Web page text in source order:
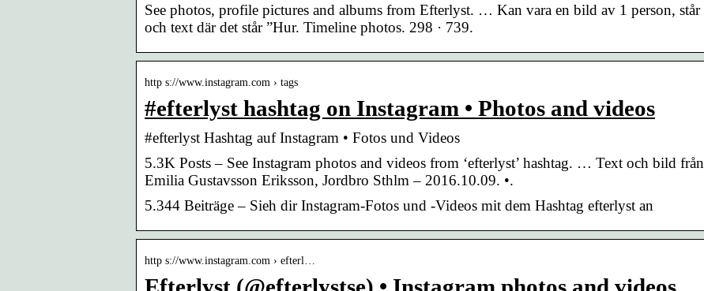
See photos, profile pictures and albums from Efterlyst. … Kan vara en bild av 1 person, står
och text där det står ”Hur. Timeline photos. 298 · 739.
http s://www.instagram.com › tags
#efterlyst hashtag on Instagram • Photos and videos
#efterlyst Hashtag auf Instagram • Fotos und Videos
5.3K Posts – See Instagram photos and videos from ‘efterlyst’ hashtag. … Text och bild från
Emilia Gustavsson Eriksson, Jordbro Sthlm – 2016.10.09. •.
5.344 Beiträge – Sieh dir Instagram-Fotos und -Videos mit dem Hashtag efterlyst an
http s://www.instagram.com › efterl…